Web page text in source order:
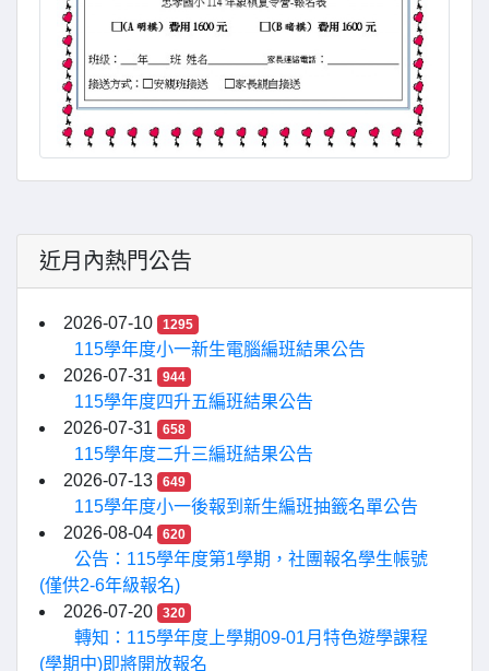
近月內熱門公告
2026-07-10 1295
115學年度小一新生電腦編班結果公告
2026-07-31
944
115學年度四升五編班結果公告
2026-07-31
658
115學年度二升三編班結果公告
2026-07-13
649
115學年度小一後報到新生編班抽籤名單公告
2026-08-04
620
公告：115學年度第1學期，社團報名學生帳號
(僅供2-6年級報名)
2026-07-20
320
轉知：115學年度上學期09-01月特色遊學課程
(學期中)即將開放報名